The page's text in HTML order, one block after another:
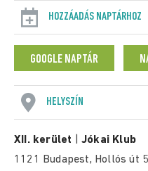
HOZZÁADÁS NAPTÁRHOZ
GOOGLE NAPTÁR
HELYSZÍN
XII. kerület |Jókai Klub
1121 Budapest, Hollós út